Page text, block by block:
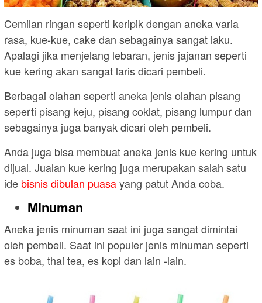
Cemilan ringan seperti keripik dengan aneka varia
rasa, kue-kue, cake dan sebagainya sangat laku.
Apalagi jika menjelang lebaran, jenis jajanan seperti
kue kering akan sangat laris dicari pembeli.
Berbagai olahan seperti aneka jenis olahan pisang
seperti pisang keju, pisang coklat, pisang lumpur dan
sebagainya juga banyak dicari oleh pembeli.
Anda juga bisa membuat aneka jenis kue kering untuk
dijual. Jualan kue kering juga merupakan salah satu
ide bisnis dibulan puasayang patut Anda coba.
Minuman
Aneka jenis minuman saat ini juga sangat dimintai
oleh pembeli. Saat ini populer jenis minuman seperti
es boba, thai tea, es kopi dan lain -lain.